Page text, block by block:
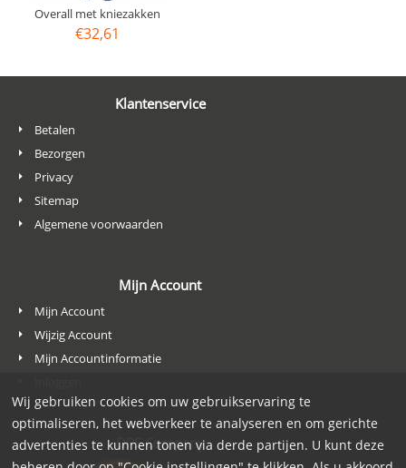
Overall met kniezakken
€32,61
Klantenservice
Betalen
Bezorgen
Privacy
Sitemap
Algemene voorwaarden
Mijn Account
Mijn Account
Wijzig Account
Mijn Accountinformatie
DPS Company
Wij gebruiken cookies om uw gebruikservaring te
optimaliseren, het webverkeer te analyseren en om gerichte
advertenties te kunnen tonen via derde partijen. U kunt deze